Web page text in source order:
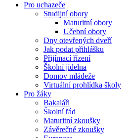
Pro uchazeče
Studijní obory
Maturitní obory
Učební obory
Dny otevřených dveří
Jak podat přihlášku
Přijímací řízení
Školní jídelna
Domov mládeže
Virtuální prohlídka školy
Pro žáky
Bakaláři
Školní řád
Maturitní zkoušky
Závěrečné zkoušky